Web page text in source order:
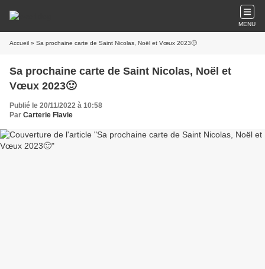
MENU
Accueil » Sa prochaine carte de Saint Nicolas, Noël et Vœux 2023🙂
Sa prochaine carte de Saint Nicolas, Noël et
Vœux 2023🙂
Publié le 20/11/2022 à 10:58
Par Carterie Flavie